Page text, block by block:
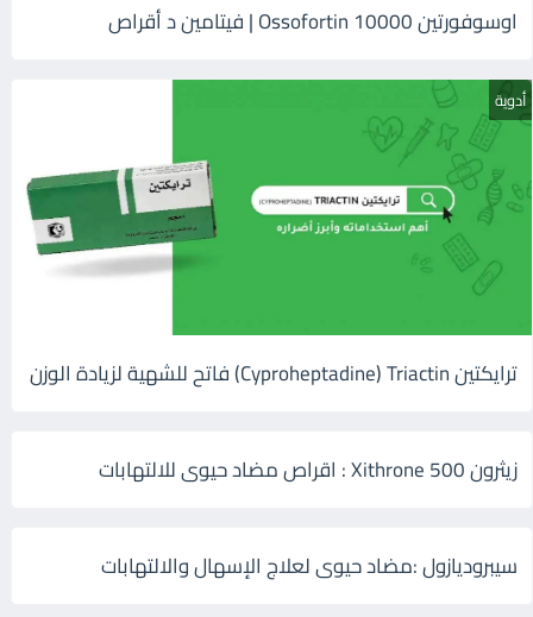
اوسوفورتين 10000 Ossofortin | فيتامين د أقراص
أدوية
ترايكتين Cyproheptadine) Triactin) فاتح للشهية لزيادة الوزن
زيثرون 500 Xithrone : اقراص مضاد حيوى للالتهابات
سيبروديازول :مضاد حيوى لعلاج الإسهال والالتهابات